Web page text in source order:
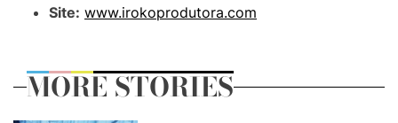
Site: www.irokoprodutora.com
MORE STORIES